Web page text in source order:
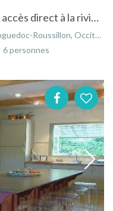
"Le Mazet ", maison avec vue et accès direct à la rivière à Vers-Pont-du-Gard
Roussillon, Occitanie, France
6 personnes